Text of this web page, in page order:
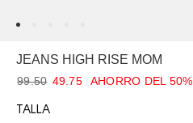
JEANS HIGH RISE MOM
99.50 49.75 AHORRO DEL 50%
TALLA